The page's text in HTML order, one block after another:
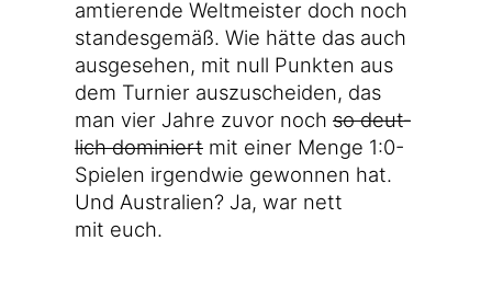
amtie­ren­de Welt­meis­ter doch noch
stan­des­ge­mäß. Wie hät­te das auch
aus­ge­se­hen, mit null Punk­ten aus
dem Tur­nier aus­zu­schei­den, das
man vier Jah­re zuvor noch so deut­
lich domi­niert mit einer Men­ge 1:0-
Spielen irgend­wie gewon­nen hat.
Und Aus­tra­li­en? Ja, war nett
mit euch.